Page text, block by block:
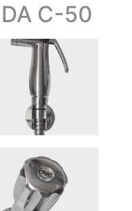
C-50